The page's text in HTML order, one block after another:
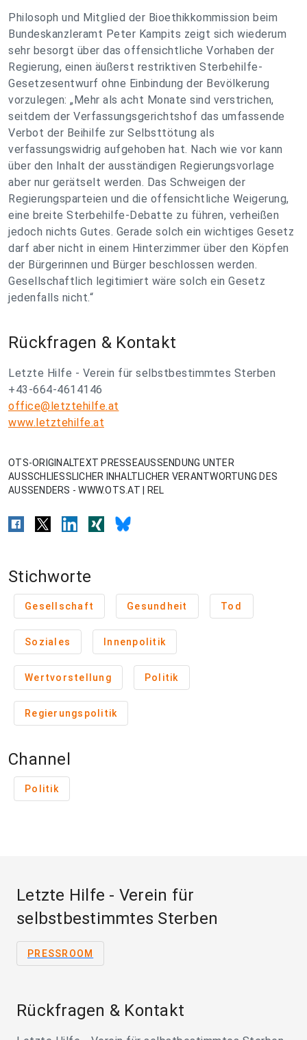
Philosoph und Mitglied der Bioethikkommission beim
Bundeskanzleramt Peter Kampits zeigt sich wiederum
sehr besorgt über das offensichtliche Vorhaben der
Regierung, einen äußerst restriktiven Sterbehilfe-
Gesetzesentwurf ohne Einbindung der Bevölkerung
vorzulegen: „Mehr als acht Monate sind verstrichen,
seitdem der Verfassungsgerichtshof das umfassende
Verbot der Beihilfe zur Selbsttötung als
verfassungswidrig aufgehoben hat. Nach wie vor kann
über den Inhalt der ausständigen Regierungsvorlage
aber nur gerätselt werden. Das Schweigen der
Regierungsparteien und die offensichtliche Weigerung,
eine breite Sterbehilfe-Debatte zu führen, verheißen
jedoch nichts Gutes. Gerade solch ein wichtiges Gesetz
darf aber nicht in einem Hinterzimmer über den Köpfen
der Bürgerinnen und Bürger beschlossen werden.
Gesellschaftlich legitimiert wäre solch ein Gesetz
jedenfalls nicht.“
Rückfragen & Kontakt
Letzte Hilfe - Verein für selbstbestimmtes Sterben
+43-664-4614146
office@letztehilfe.at
www.letztehilfe.at
OTS-ORIGINALTEXT PRESSEAUSSENDUNG UNTER
AUSSCHLIESSLICHER INHALTLICHER VERANTWORTUNG DES
AUSSENDERS - WWW.OTS.AT | REL
Stichworte
Gesellschaft Gesundheit Tod
Soziales Innenpolitik
Wertvorstellung Politik
Regierungspolitik
Channel
Politik
Letzte Hilfe - Verein für
selbstbestimmtes Sterben
PRESSROOM
Rückfragen & Kontakt